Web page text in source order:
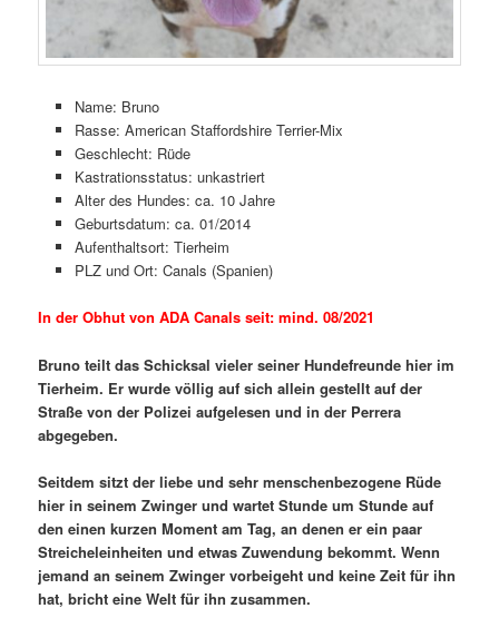
Name: Bruno
Rasse: American Staffordshire Terrier-Mix
Geschlecht: Rüde
Kastrationsstatus: unkastriert
Alter des Hundes: ca. 10 Jahre
Geburtsdatum: ca. 01/2014
Aufenthaltsort: Tierheim
PLZ und Ort: Canals (Spanien)
In der Obhut von ADA Canals seit: mind. 08/2021
Bruno teilt das Schicksal vieler seiner Hundefreunde hier im
Tierheim. Er wurde völlig auf sich allein gestellt auf der
Straße von der Polizei aufgelesen und in der Perrera
abgegeben.
Seitdem sitzt der liebe und sehr menschenbezogene Rüde
hier in seinem Zwinger und wartet Stunde um Stunde auf
den einen kurzen Moment am Tag, an denen er ein paar
Streicheleinheiten und etwas Zuwendung bekommt. Wenn
jemand an seinem Zwinger vorbeigeht und keine Zeit für ihn
hat, bricht eine Welt für ihn zusammen.